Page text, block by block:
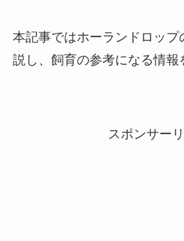
本記事ではホーランドロップ
説し、飼育の参考になる情報
スポンサー